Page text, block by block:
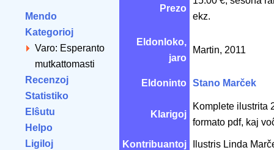
Mendo
Kategorioj
Varo: Esperanto
mutkattomasti
Recenzoj
Statistiko
Elŝutu
Helpo
Ligiloj
Prezo
ekz.
Eldonloko,
jaro
Martin, 2011
Eldoninto Stano Marček
Klarigoj
Komplete ilustrita
formato pdf, kaj
Kontribuantoj Ilustris Linda